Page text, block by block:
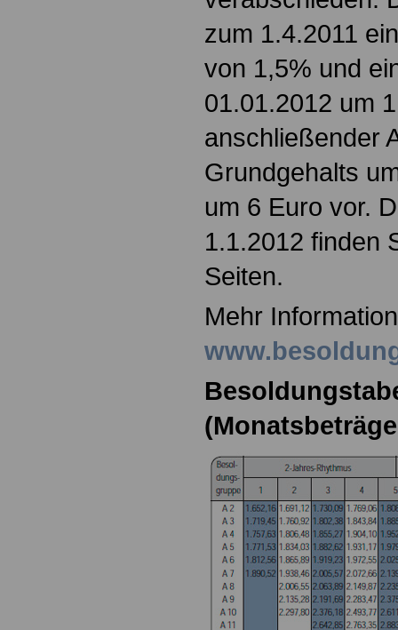
zum 1.4.2011
von 1,5% und
01.01.2012 um
anschließender
Grundgehalts
um 6 Euro vor.
1.1.2012 finden
Seiten.
Mehr